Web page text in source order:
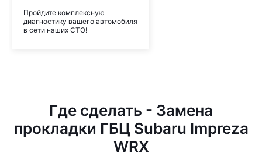
Пройдите комплексную
диагностику вашего автомобиля
в сети наших СТО!
Где сделать - Замена
прокладки ГБЦ Subaru Impreza
WRX